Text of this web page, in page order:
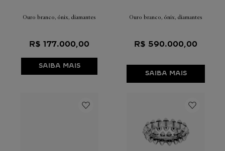
Ouro branco, ónix, diamantes
R$ 177.000,00
SAIBA MAIS
Ouro branco, ónix, diamantes
R$ 590.000,00
SAIBA MAIS